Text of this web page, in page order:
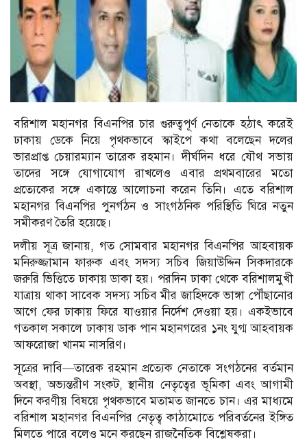
বরিশাল মহানগর বিএনপির চার গুরুত্বপূর্ণ নেতাকে হঠাৎ করেই
ঢাকায় ডেকে নিয়ে পৃথকভাবে স্কাইপে কথা বলেছেন দলের
ভারপ্রাপ্ত চেয়ারম্যান তারেক রহমান। দীর্ঘদিন ধরে যৌথ সভায়
তাদের সঙ্গে যোগাযোগ রাখলেও এবার প্রথমবারের মতো
প্রত্যেকের সঙ্গে একান্তে আলোচনা করেন তিনি। এতে বরিশাল
মহানগর বিএনপির পুনর্গঠন ও সাংগঠনিক পরিস্থিতি ঘিরে নতুন
সমীকরণ তৈরি হয়েছে।
দলীয় সূত্র জানায়, গত সোমবার মহানগর বিএনপির আহবায়ক
মনিরুজ্জামান ফারুক এবং সদস্য সচিব জিয়াউদ্দিন সিকদারকে
জরুরি ভিত্তিতে ঢাকায় ডাকা হয়। পরদিন ঢাকা থেকে বরিশালমুখী
যাত্রায় থাকা সাবেক সদস্য সচিব মীর জাহিদকে ভাঙ্গা পৌঁছানোর
আগে ফের ঢাকায় ফিরে যাওয়ার নির্দেশ দেওয়া হয়। একইভাবে
গতকাল সকালে ঢাকায় ডাক পান মহানগরের ১নং যুগ্ম আহবায়ক
আফরোজা খানম নাসরিণ।
সূত্রের দাবি—তারেক রহমান প্রত্যেক নেতাকে সংগঠনের বর্তমান
অবস্থা, অভ্যন্তরীণ সংকট, স্থানীয় নেতৃত্বের ভূমিকা এবং আগামী
দিনে করণীয় বিষয়ে পৃথকভাবে মতামত জানতে চান। এর মাধ্যমে
বরিশাল মহানগর বিএনপির নেতৃত্ব কাঠামোতে পরিবর্তনের ইঙ্গিত
মিলতে পারে বলেও মনে করছেন রাজনৈতিক বিশ্লেষকরা।